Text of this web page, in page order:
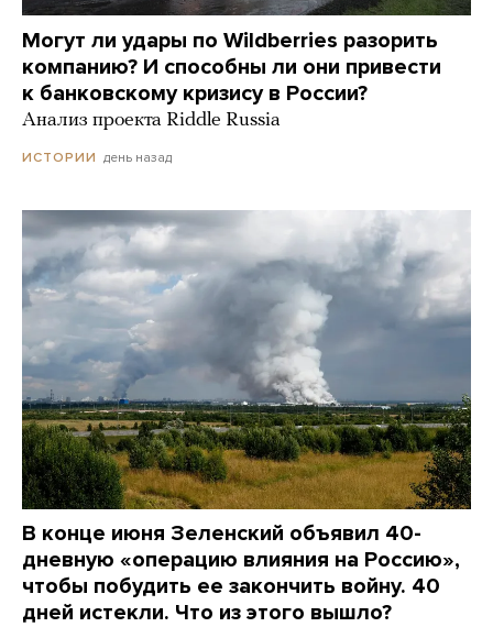
Могут ли удары по Wildberries разорить
компанию? И способны ли они привести
к банковскому кризису в России?
Анализ проекта Riddle Russia
ИСТОРИИ день назад
В конце июня Зеленский объявил 40-
дневную «операцию влияния на Россию»,
чтобы побудить ее закончить войну. 40
дней истекли. Что из этого вышло?